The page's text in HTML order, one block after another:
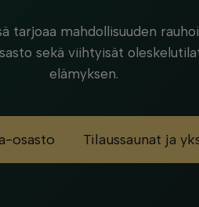
tarjoaa mahdollisuuden
sekä viihtyisät
elämyksen.
osasto Tilaussaunat ja